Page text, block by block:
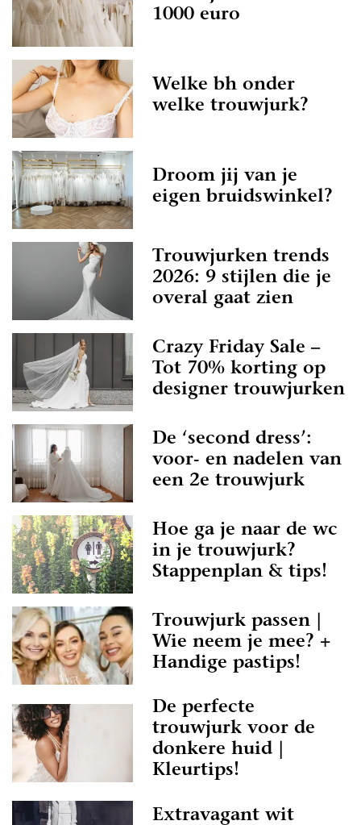
1000 euro
Welke bh onder
welke trouwjurk?
Droom jij van je
eigen bruidswinkel?
Trouwjurken trends
2026: 9 stijlen die je
overal gaat zien
Crazy Friday Sale –
Tot 70% korting op
designer trouwjurken
De ‘second dress’:
voor- en nadelen van
een 2e trouwjurk
Hoe ga je naar de wc
in je trouwjurk?
Stappenplan & tips!
Trouwjurk passen |
Wie neem je mee? +
Handige pastips!
De perfecte
trouwjurk voor de
donkere huid |
Kleurtips!
Extravagant wit